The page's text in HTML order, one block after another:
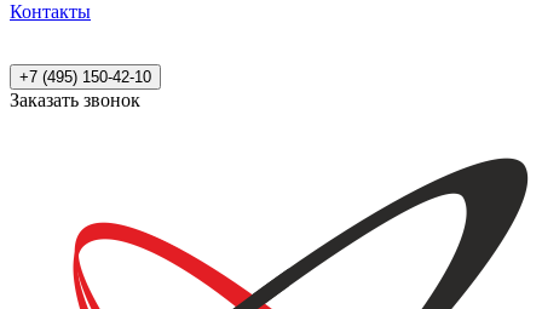
Контакты
+7 (495) 150-42-10
Заказать звонок